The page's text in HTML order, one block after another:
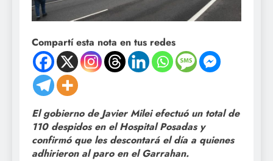
Compartí esta nota en tus redes
El gobierno de Javier Milei efectuó un total de
110 despidos en el Hospital Posadas y
confirmó que les descontará el día a quienes
adhirieron al paro en el Garrahan.